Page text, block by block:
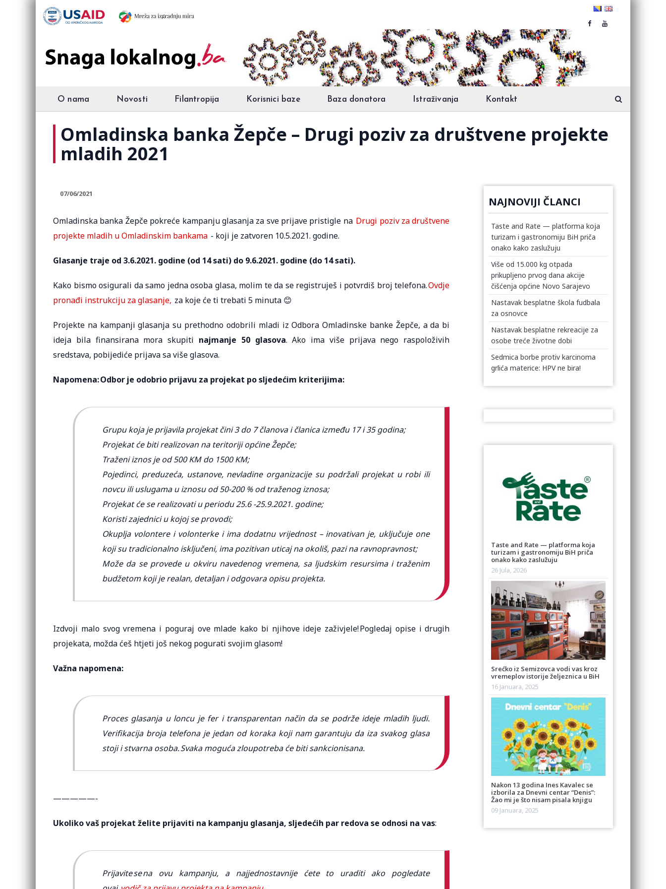
O nama Novosti Filantropija Korisnici baze Baza donatora Istraživanja Kontakt
Omladinska banka Žepče – Drugi poziv za društvene projekte
mladih 2021
07/06/2021
Omladinska banka Žepče pokreće kampanju glasanja za sve prijave pristigle na Drugi poziv za društvene
projekte mladih u Omladinskim bankama - koji je zatvoren 10.5.2021. godine.
Glasanje traje od 3.6.2021. godine (od 14 sati) do 9.6.2021. godine (do 14 sati).
Kako bismo osigurali da samo jedna osoba glasa, molim te da se registruješ i potvrdiš broj telefona.Ovdje
pronađi instrukciju za glasanje, za koje će ti trebati 5 minuta 😊
Projekte na kampanji glasanja su prethodno odobrili mladi iz Odbora Omladinske banke Žepče, a da bi
ideja bila finansirana mora skupiti najmanje 50 glasova. Ako ima više prijava nego raspoloživih
sredstava, pobijediće prijava sa više glasova.
Napomena: Odbor je odobrio prijavu za projekat po sljedećim kriterijima:
Grupu koja je prijavila projekat čini 3 do 7 članova i članica između 17 i 35 godina;
Projekat će biti realizovan na teritoriji općine Žepče;
Traženi iznos je od 500 KM do 1500 KM;
Pojedinci, preduzeća, ustanove, nevladine organizacije su podržali projekat u robi ili
novcu ili uslugama u iznosu od 50-200 % od traženog iznosa;
Projekat će se realizovati u periodu 25.6 -25.9.2021. godine;
Koristi zajednici u kojoj se provodi;
Okuplja volontere i volonterke i ima dodatnu vrijednost – inovativan je, uključuje one
koji su tradicionalno isključeni, ima pozitivan uticaj na okoliš, pazi na ravnopravnost;
Može da se provede u okviru navedenog vremena, sa ljudskim resursima i traženim
budžetom koji je realan, detaljan i odgovara opisu projekta.
Izdvoji malo svog vremena i poguraj ove mlade kako bi njihove ideje zaživjele! Pogledaj opise i drugih
projekata, možda ćeš htjeti još nekog pogurati svojim glasom!
Važna napomena:
Proces glasanja u loncu je fer i transparentan način da se podrže ideje mladih ljudi.
Verifikacija broja telefona je jedan od koraka koji nam garantuju da iza svakog glasa
stoji i stvarna osoba. Svaka moguća zloupotreba će biti sankcionisana.
—————-
Ukoliko vaš projekat želite prijaviti na kampanju glasanja, sljedećih par redova se odnosi na vas:
Prijavite se na ovu kampanju, a najjednostavnije ćete to uraditi ako pogledate
NAJNOVIJI ČLANCI
Taste and Rate — platforma koja
turizam i gastronomiju BiH priča
onako kako zaslužuju
Više od 15.000 kg otpada
prikupljeno prvog dana akcije
čišćenja općine Novo Sarajevo
Nastavak besplatne škola fudbala
za osnovce
Nastavak besplatne rekreacije za
osobe treće životne dobi
Sedmica borbe protiv karcinoma
grlića materice: HPV ne bira!
Taste and Rate — platforma koja
turizam i gastronomiju BiH priča
onako kako zaslužuju
26 Jula, 2026
Srećko iz Semizovca vodi vas kroz
vremeplov istorije željeznica u BiH
16 Januara, 2025
Nakon 13 godina Ines Kavalec se
izborila za Dnevni centar “Denis”:
Žao mi je što nisam pisala knjigu
09 Januara, 2025